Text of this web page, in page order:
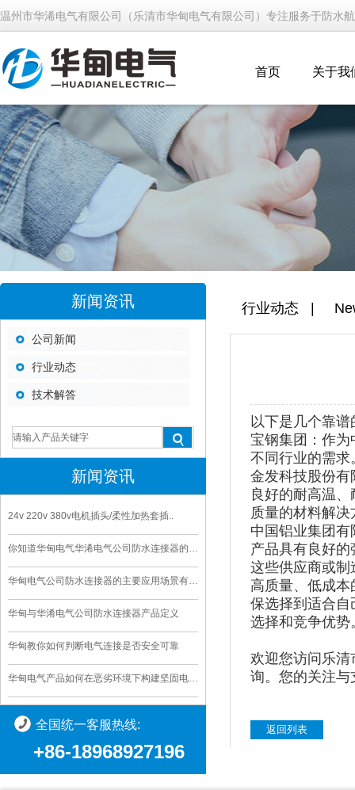
温州市华浠电气有限公司（乐清市华甸电气有限公司）专注服务于防水
首页 关于我
新闻资讯
公司新闻
行业动态
技术解答
新闻资讯
24v 220v 380v电机插头/柔性加热套插..
你知道华甸电气华浠电气公司防水连接器的寿命是多久
华甸电气公司防水连接器的主要应用场景有哪些
华甸与华淆电气公司防水连接器产品定义
华甸教你如何判断电气连接是否安全可靠
华甸电气产品如何在恶劣环境下构建坚固电气连接
全国统一客服热线:
+86-18968927196
行业动态
以下是几个靠
宝钢集团：作
不同行业的需
金发科技股份
良好的耐高温
质量的材料解决
中国铝业集团
产品具有良好
这些供应商或
高质量、低成
保选择到适合
选择和竞争优势
欢迎您访问乐
询。您的关注与
返回列表